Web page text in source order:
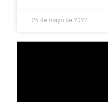
25 de mayo de 2022